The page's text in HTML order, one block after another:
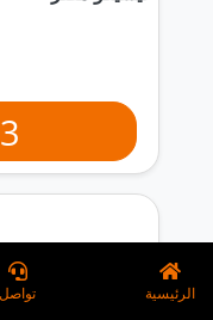
الرئيسية تواصل